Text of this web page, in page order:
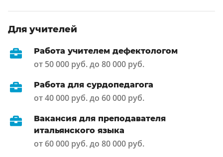
Для учителей
Работа учителем дефектологом
от 50 000 руб. до 80 000 руб.
Работа для сурдопедагога
от 40 000 руб. до 60 000 руб.
Вакансия для преподавателя
итальянского языка
от 60 000 руб. до 80 000 руб.